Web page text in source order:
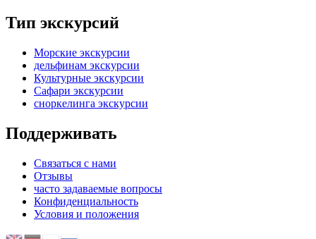
Тип экскурсий
Морские экскурсии
дельфинам экскурсии
Культурные экскурсии
Сафари экскурсии
сноркелинга экскурсии
Поддерживать
Связаться с нами
Отзывы
часто задаваемые вопросы
Конфиденциальность
Условия и положения